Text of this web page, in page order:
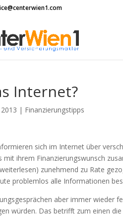
Internet?
| Finanzierungstipps
sich im Internet über
mit ihrem Finanzierungswunsch
weiterlesen) zunehmend zu Rate
problemlos alle Informationen
aber immer wieder
würden. Das betrifft zum einen